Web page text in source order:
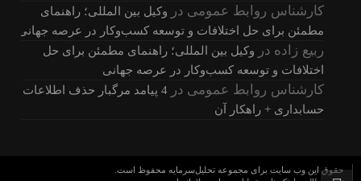
کارشناس روابط عمومی در
وکیل بین المللی؛ راهنمای
مطمئن برای حل اختلافات و توسعه کسب‌وکار در عرصه جهانی
ربیع زاده در
وکیل بین المللی؛ راهنمای مطمئن برای حل
اختلافات و توسعه کسب‌وکار در عرصه جهانی
کارشناس روابط عمومی در
4 پیامد مرگبار حذف اطلاعات
حسابداری + راهکار آن
حقوق این وب سایت برای مجموعه تحلیل‌سرمایه محفوظ است.